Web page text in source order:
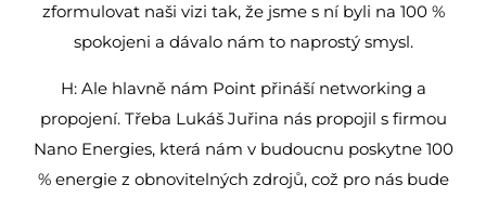
zformulovat naši vizi tak, že jsme s ní byli na 100 %
spokojeni a dávalo nám to naprostý smysl.
H: Ale hlavně nám Point přináší networking a
propojení. Třeba Lukáš Juřina nás propojil s firmou
Nano Energies, která nám v budoucnu poskytne 100
% energie z obnovitelných zdrojů, což pro nás bude